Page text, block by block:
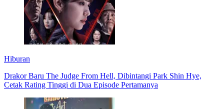
Hiburan
Drakor Baru The Judge From Hell, Dibintangi Park Shin Hye,
Cetak Rating Tinggi di Dua Episode Pertamanya